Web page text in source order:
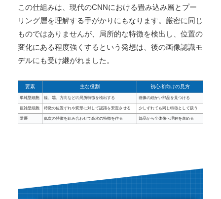
この仕組みは、現代のCNNにおける畳み込み層とプー
リング層を理解する手がかりにもなります。厳密に同じ
ものではありませんが、局所的な特徴を検出し、位置の
変化にある程度強くするという発想は、後の画像認識モ
デルにも受け継がれました。
要素 主な役割 初心者向けの見方
単純型細胞 線、端、方向などの局所特徴を検出する 画像の細かい部品を見つける
複雑型細胞 特徴の位置ずれや変形に対して認識を安定させる 少しずれても同じ特徴として扱う
階層 低次の特徴を組み合わせて高次の特徴を作る 部品から全体像へ理解を進める